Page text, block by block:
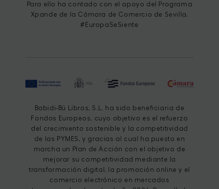
Para ello ha contado con el apoyo del Programa
Xpande de la Cámara de Comercio de Sevilla.
#EuropaSeSiente
Babidi-Bú Libros, S.L. ha sido beneficiaria de
Fondos Europeos, cuyo objetivo es el refuerzo
del crecimiento sostenible y la competitividad
de las PYMES, y gracias al cual ha puesto en
marcha un Plan de Acción con el objetivo de
mejorar su competitividad mediante la
transformación digital, la promoción online y el
comercio electrónico en mercados